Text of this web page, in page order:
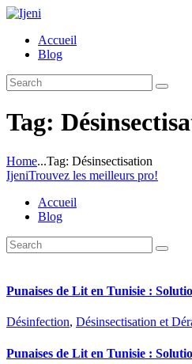
Accueil
Blog
Tag:
Home...Tag: Désinsectisation
IjeniTrouvez les meilleurs pro!
Accueil
Blog
Punaises de Lit en Tunisie :
Désinfection, Désinsectisation et
Punaises de Lit en Tunisie :